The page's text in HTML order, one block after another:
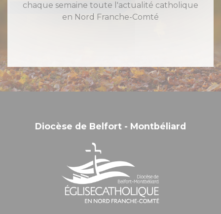
chaque semaine toute l'actualité catholique
en Nord Franche-Comté
Diocèse de Belfort - Montbéliard